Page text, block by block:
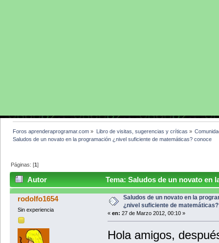
Foros aprenderaprogramar.com » Libro de visitas, sugerencias y críticas »
Saludos de un novato en la programación ¿nivel suficiente de matemáticas? conoce
Páginas: [1]
Autor
Tema: Saludos de un novato en
matemáticas? conoce (Leído 26775 veces)
rodolfo1654
Sin experiencia
Saludos de un novato en la
¿nivel suficiente de
« en: 27 de Marzo 2012, 00:10 »
Hola amigos,